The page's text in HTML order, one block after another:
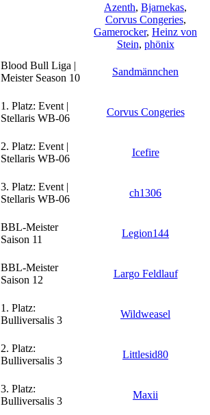
Azenth, Bjarnekas,
Corvus Congeries,
Gamerocker, Heinz von
Stein, phönix
Blood Bull Liga |
Meister Season 10
Sandmännchen
1. Platz: Event |
Stellaris WB-06
Corvus Congeries
2. Platz: Event |
Stellaris WB-06
Icefire
3. Platz: Event |
Stellaris WB-06
ch1306
BBL-Meister
Saison 11
Legion144
BBL-Meister
Saison 12
Largo Feldlauf
1. Platz:
Bulliversalis 3
Wildweasel
2. Platz:
Bulliversalis 3
Littlesid80
3. Platz:
Bulliversalis 3
Maxii